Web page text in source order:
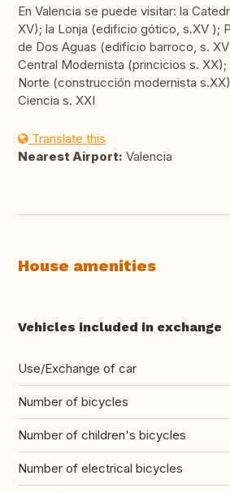
En Valencia se puede visitar: la
XV); la Lonja (edificio gótico, s.XV );
de Dos Aguas (edificio barroco, s.
Central Modernista (princicios s. XX);
Norte (construcción modernista
Ciencia s. XXI
Translate this
Nearest Airport: Valencia
House amenities
Vehicles included in exchange
Use/Exchange of car
Number of bicycles
Number of children's bicycles
Number of electrical bicycles